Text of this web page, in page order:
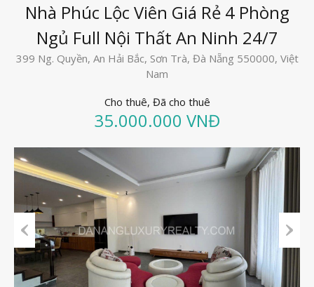
Nhà Phúc Lộc Viên Giá Rẻ 4 Phòng
Ngủ Full Nội Thất An Ninh 24/7
399 Ng. Quyền, An Hải Bắc, Sơn Trà, Đà Nẵng 550000, Việt
Nam
Cho thuê, Đã cho thuê
35.000.000 VNĐ
Previous Next